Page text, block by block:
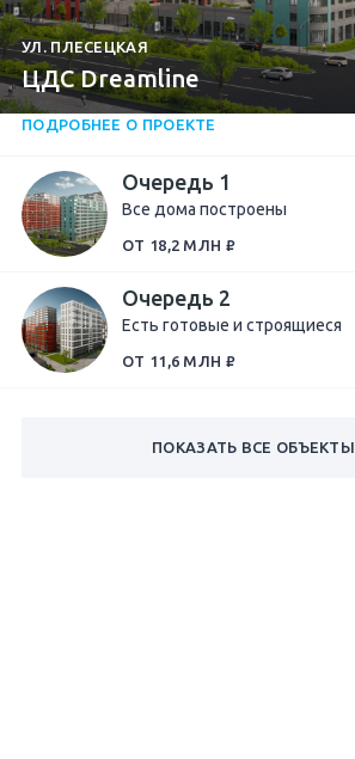
УЛ. ПЛЕСЕЦКАЯ
ЦДС Dreamline
Очередь 1
Все дома построены
ОТ 18,2 МЛН ₽
Очередь 2
Есть готовые и строящиеся
ОТ 11,6 МЛН ₽
ПОДРОБНЕЕ О ПРОЕКТЕ
ПОКАЗАТЬ ВСЕ ОБЪЕКТЫ